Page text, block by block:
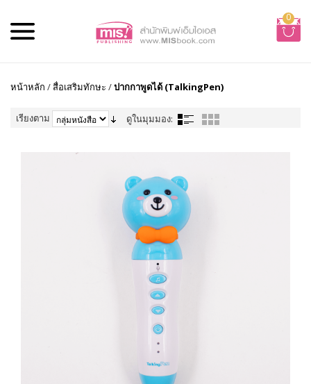
0
หน้าหลัก /สื่อเสริมทักษะ /ปากกาพูดได้ (TalkingPen)
เรียงตาม ดูในมุมมอง: